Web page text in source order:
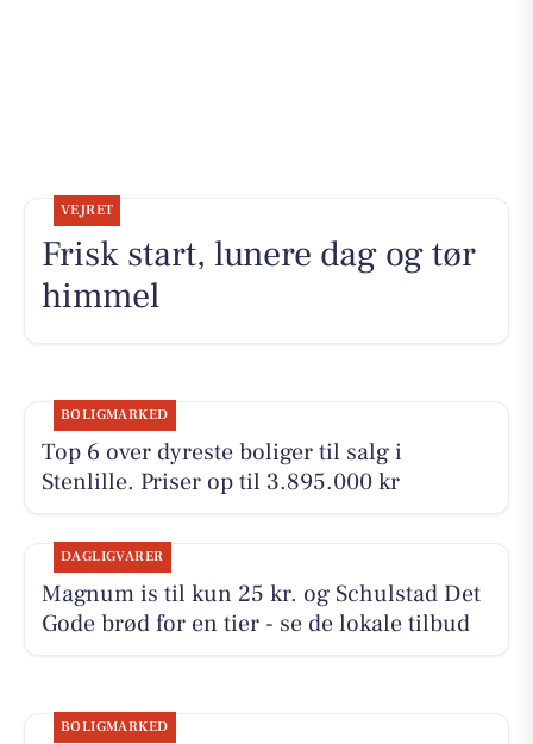
VEJRET
Frisk start, lunere dag og tør
himmel
BOLIGMARKED
Top 6 over dyreste boliger til salg i
Stenlille. Priser op til 3.895.000 kr
DAGLIGVARER
Magnum is til kun 25 kr. og Schulstad Det
Gode brød for en tier - se de lokale tilbud
BOLIGMARKED